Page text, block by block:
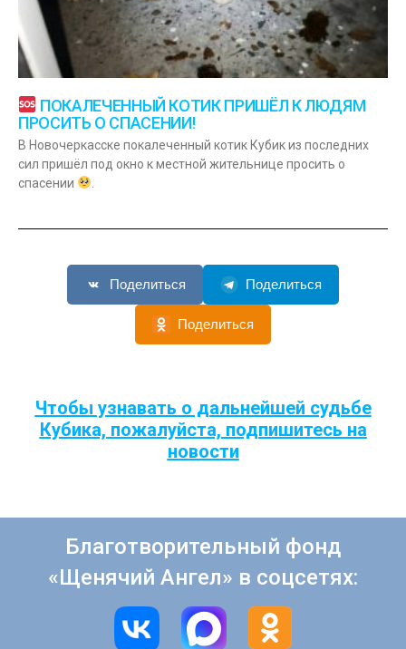
ПОКАЛЕЧЕННЫЙ КОТИК ПРИШЁЛ К ЛЮДЯМ
ПРОСИТЬ О СПАСЕНИИ!
В Новочеркасске покалеченный котик Кубик из последних
сил пришёл под окно к местной жительнице просить о
спасении
Поделиться Поделиться
Поделиться
Чтобы узнавать о дальнейшей судьбе
Кубика, пожалуйста, подпишитесь на
новости
Благотворительный фонд
«Щенячий Ангел» в соцсетях: